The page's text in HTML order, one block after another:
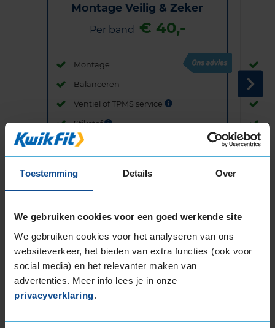
Toestemming Details Over
We gebruiken cookies voor een goed werkende site
We gebruiken cookies voor het analyseren van ons
websiteverkeer, het bieden van extra functies (ook voor
social media) en het relevanter maken van
advertenties. Meer info lees je in onze
privacyverklaring.
Montage Veilig & Zeker
Per band € 40,-
Montage
Balanceren
Ventiel of TPMS service
Stikstof
Bandengarantieplan
1
of
3
Beschikbare bandenmaten